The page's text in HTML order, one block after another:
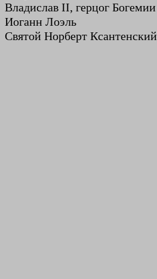
Владислав II, герцог Богемии
Иоганн Лоэль
Святой Норберт Ксантенский